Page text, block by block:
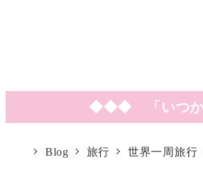
◆◆◆ 「いつか
Blog 旅行 世界一周旅行